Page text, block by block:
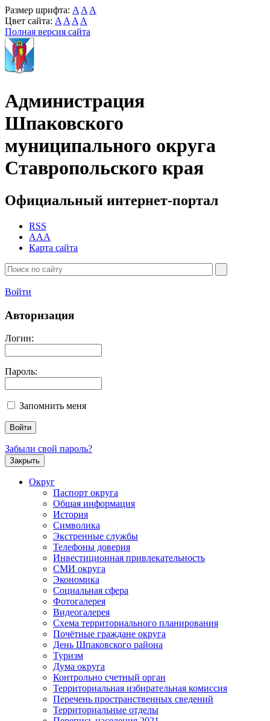
Размер шрифта: A A A
Цвет сайта: A A A A
Полная версия сайта
Администрация
Шпаковского
муниципального округа
Ставропольского края
Официальный интернет-портал
RSS
AAA
Карта сайта
Войти
Авторизация
Логин:
Пароль:
Запомнить меня
Забыли свой пароль?
Закрыть
Округ
Паспорт округа
Общая информация
История
Символика
Экстренные службы
Телефоны доверия
Инвестиционная привлекательность
СМИ округа
Экономика
Социальная сфера
Фотогалерея
Видеогалерея
Схема территориального планирования
Почётные граждане округа
День Шпаковского района
Туризм
Дума округа
Контрольно счетный орган
Территориальная избирательная комиссия
Перечень пространственных сведений
Территориальные отделы